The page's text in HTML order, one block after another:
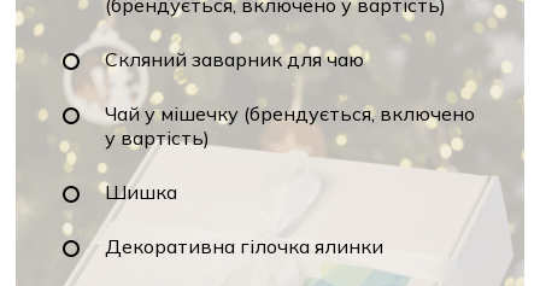
Скляний заварник для чаю
Чай у мішечку (брендується, включено
у вартість)
Шишка
Декоративна гілочка ялинки